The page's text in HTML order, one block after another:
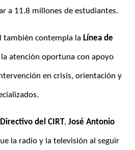
a 11.8 millones de estudiantes.
también contempla la Línea de
la atención oportuna con apoyo
en crisis, orientación y
del CIRT, José Antonio
la radio y la televisión al seguir